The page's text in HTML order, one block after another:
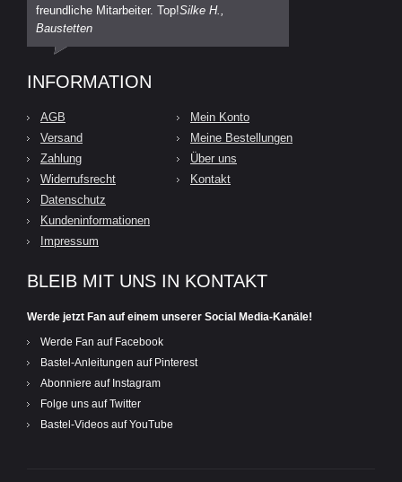
freundliche Mitarbeiter. Top!Silke H.,
Baustetten
INFORMATION
AGB
Versand
Zahlung
Widerrufsrecht
Datenschutz
Kundeninformationen
Impressum
Mein Konto
Meine Bestellungen
Über uns
Kontakt
BLEIB MIT UNS IN KONTAKT
Werde jetzt Fan auf einem unserer Social Media-Kanäle!
Werde Fan auf Facebook
Bastel-Anleitungen auf Pinterest
Abonniere auf Instagram
Folge uns auf Twitter
Bastel-Videos auf YouTube